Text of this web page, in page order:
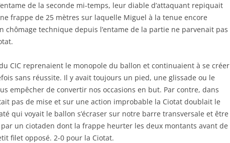
de la seconde mi-temps, leur diable d’attaquant repiquait
frappe de 25 mètres sur laquelle Miguel à la tenue encore
chômage technique depuis l’entame de la partie ne parvenait pas
CIC reprenaient le monopole du ballon et continuaient à se créer
sans réussite. Il y avait toujours un pied, une glissade ou le
empêcher de convertir nos occasions en but. Par contre, dans
pas de mise et sur une action improbable la Ciotat doublait le
qui voyait le ballon s’écraser sur notre barre transversale et être
un ciotaden dont la frappe heurter les deux montants avant de
filet opposé. 2-0 pour la Ciotat.